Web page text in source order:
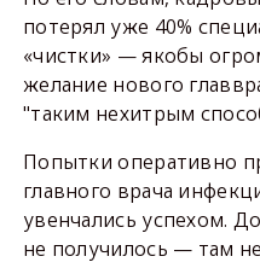
потерял уже 40%
«чистки» — якобы
желание нового
"таким нехитрым
Попытки оперативно
главного врача
увенчались успехом.
не получилось — там